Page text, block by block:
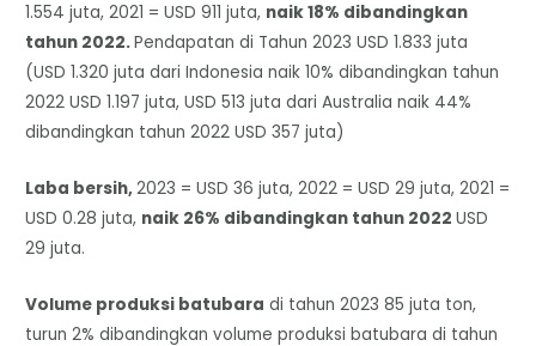
1.554 juta, 2021 = USD 911 juta, naik 18% dibandingkan
tahun 2022.Pendapatan di Tahun 2023 USD 1.833 juta
(USD 1.320 juta dari Indonesia naik 10% dibandingkan tahun
2022 USD 1.197 juta, USD 513 juta dari Australia naik 44%
dibandingkan tahun 2022 USD 357 juta)
Laba bersih,2023 = USD 36 juta, 2022 = USD 29 juta, 2021 =
USD 0.28 juta, naik 26% dibandingkan tahun 2022USD
29 juta.
Volume produksi batubara di tahun 2023 85 juta ton,
turun 2% dibandingkan volume produksi batubara di tahun